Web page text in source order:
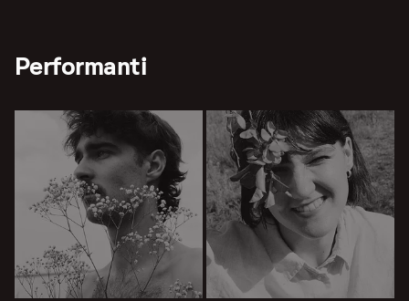
Performanti